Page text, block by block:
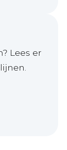
Lees er